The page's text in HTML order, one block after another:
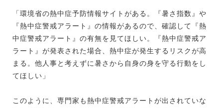
「環境省の熱中症予防情報サイトがある。『暑さ指数』や
『熱中症警戒アラート』の情報があるので、確認して『熱
中症警戒アラート』の有無を見てほしい。『熱中症警戒ア
ラート』が発表された場合、熱中症が発生するリスクが高
まる。他人事と考えずに暑さから自身の身を守る行動をし
てほしい」
このように、専門家も熱中症警戒アラートが出されていな